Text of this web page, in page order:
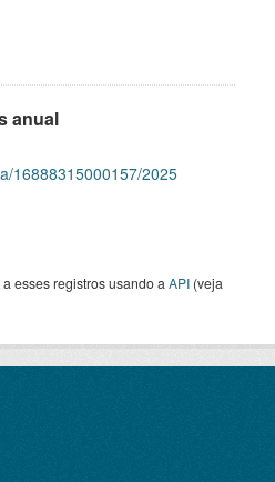
anual
16888315000157/2025
esses registros usando a API (veja